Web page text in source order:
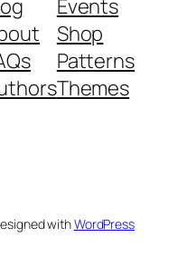
Events
Shop
Patterns
Themes
withWordPress